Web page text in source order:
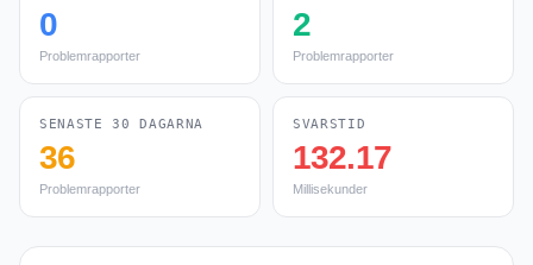
0
Problemrapporter
2
Problemrapporter
SENASTE 30 DAGARNA
36
Problemrapporter
SVARSTID
132.17
Millisekunder